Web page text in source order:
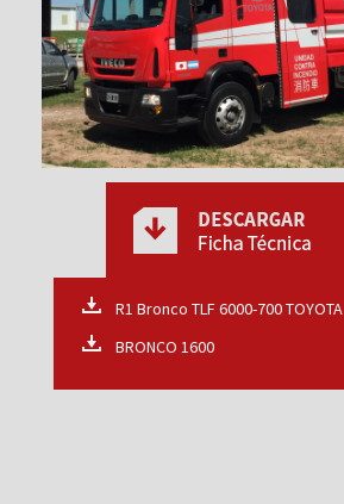
R1 Bronco TLF 6000-700 TOYOTA
BRONCO 1600